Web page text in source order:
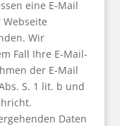
eine E-Mail
Wir
Fall Ihre E-Mail-
der E-Mail
S. 1 lit. b und
Daten